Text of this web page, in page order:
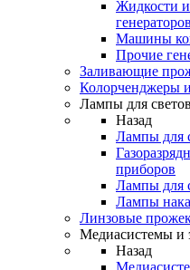
Жидкости
Машины
Прочие
Заливающие
Колорченджеры
Лампы для
Назад
Лампы для
приборов
Лампы для
Лампы
Линзовые
Медиасистемы и
Назад